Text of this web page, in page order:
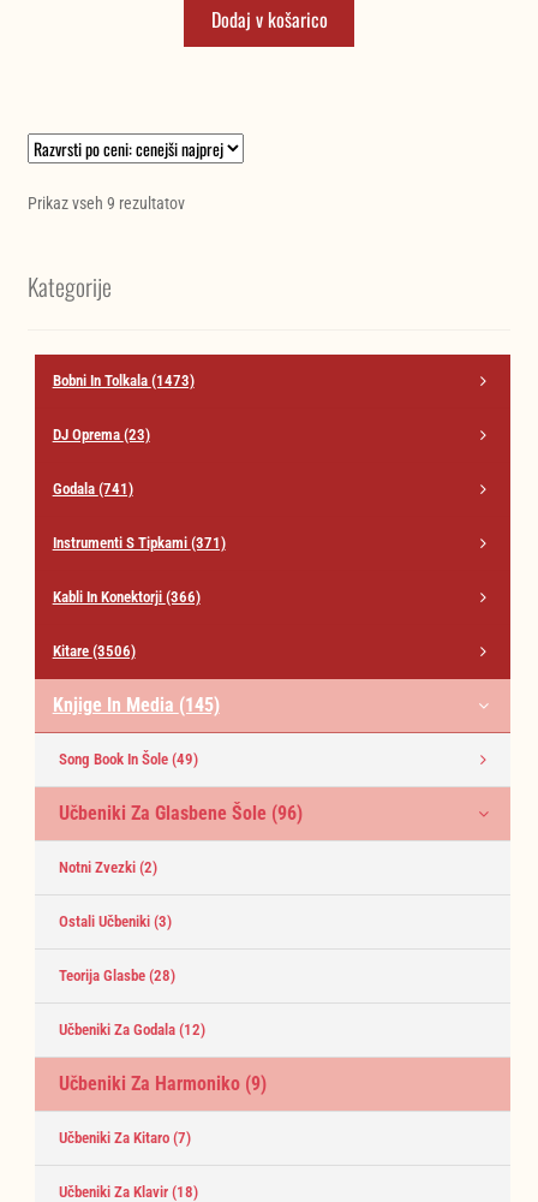
je
bila:
26,60 €.
Dodaj v košarico
Prikaz vseh 9 rezultatovRazvrščeno
najvišje
Kategorije
Bobni In Tolkala (1473)
DJ Oprema (23)
Godala (741)
Instrumenti S Tipkami (371)
Kabli In Konektorji (366)
Kitare (3506)
Knjige In Media (145)
Song Book In Šole (49)
Učbeniki Za Glasbene Šole (96)
Notni Zvezki (2)
Ostali Učbeniki (3)
Teorija Glasbe (28)
Učbeniki Za Godala (12)
Učbeniki Za Harmoniko (9)
Učbeniki Za Kitaro (7)
Učbeniki Za Klavir (18)